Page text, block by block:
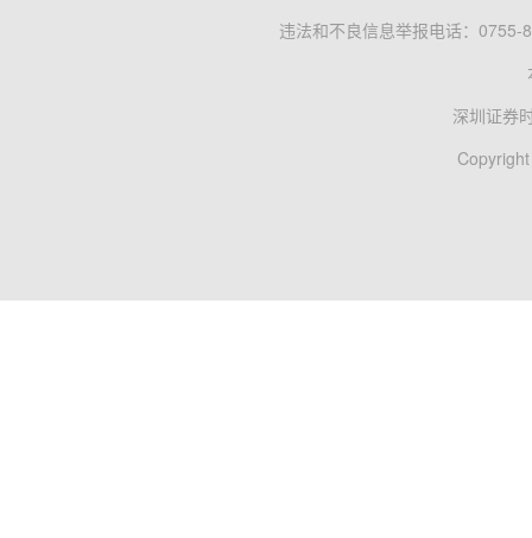
违法和不良信息举报电话：0755-
深圳证券